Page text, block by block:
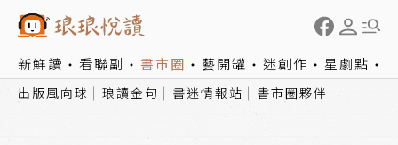
新鮮讀 看聯副 書市圈 藝開罐 迷創作 星劇點
出版風向球 琅讀金句 書迷情報站 書市圈夥伴